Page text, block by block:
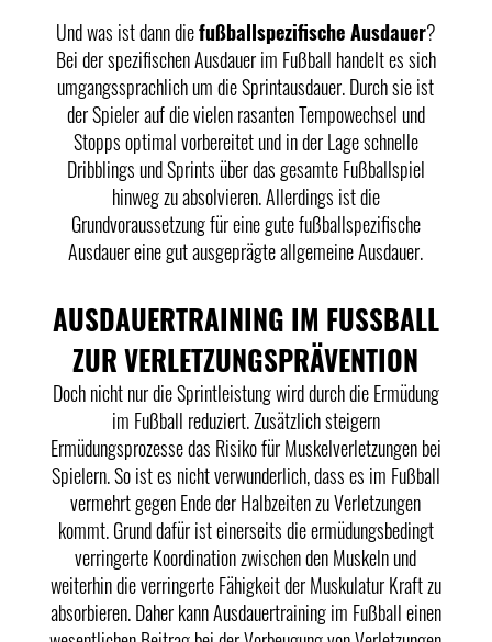
Und was ist dann diefußballspezifische Ausdauer?
Bei der spezifischen Ausdauer im Fußball handelt es sich
umgangssprachlich um die Sprintausdauer. Durch sie ist
der Spieler auf die vielen rasanten Tempowechsel und
Stopps optimal vorbereitet und in der Lage schnelle
Dribblings und Sprints über das gesamte Fußballspiel
hinweg zu absolvieren. Allerdings ist die
Grundvoraussetzung für eine gute fußballspezifische
Ausdauer eine gut ausgeprägte allgemeine Ausdauer.
AUSDAUERTRAINING IM FUSSBALL
ZUR VERLETZUNGSPRÄVENTION
Doch nicht nur die Sprintleistung wird durch die Ermüdung
im Fußball reduziert. Zusätzlich steigern
Ermüdungsprozesse das Risiko für Muskelverletzungen bei
Spielern. So ist es nicht verwunderlich, dass es im Fußball
vermehrt gegen Ende der Halbzeiten zu Verletzungen
kommt. Grund dafür ist einerseits die ermüdungsbedingt
verringerte Koordination zwischen den Muskeln und
weiterhin die verringerte Fähigkeit der Muskulatur Kraft zu
absorbieren. Daher kann Ausdauertraining im Fußball einen